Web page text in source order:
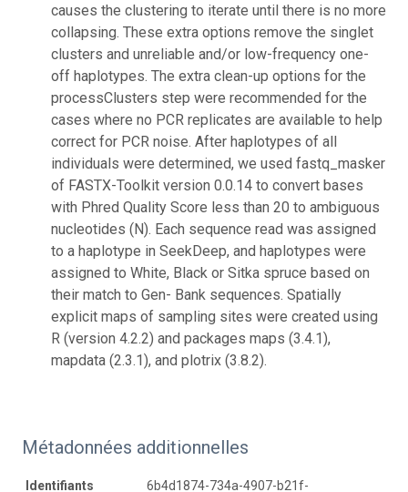
causes the clustering to iterate until there is no more
collapsing. These extra options remove the singlet
clusters and unreliable and/or low-frequency one-
off haplotypes. The extra clean-up options for the
processClusters step were recommended for the
cases where no PCR replicates are available to help
correct for PCR noise. After haplotypes of all
individuals were determined, we used fastq_masker
of FASTX-Toolkit version 0.0.14 to convert bases
with Phred Quality Score less than 20 to ambiguous
nucleotides (N). Each sequence read was assigned
to a haplotype in SeekDeep, and haplotypes were
assigned to White, Black or Sitka spruce based on
their match to Gen- Bank sequences. Spatially
explicit maps of sampling sites were created using
R (version 4.2.2) and packages maps (3.4.1),
mapdata (2.3.1), and plotrix (3.8.2).
Métadonnées additionnelles
Identifiants 6b4d1874-734a-4907-b21f-